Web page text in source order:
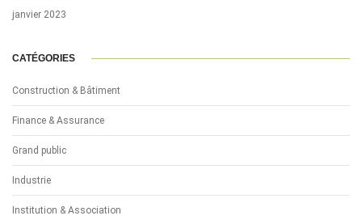
janvier 2023
CATÉGORIES
Construction & Bâtiment
Finance & Assurance
Grand public
Industrie
Institution & Association